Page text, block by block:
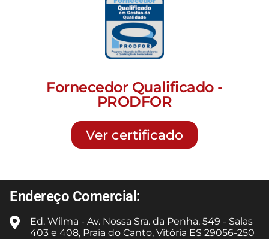
Fornecedor Qualificado -
PRODFOR
Ver certificado
Endereço Comercial:
Ed. Wilma - Av. Nossa Sra. da Penha, 549 - Salas
403 e 408, Praia do Canto, Vitória ES 29056-250